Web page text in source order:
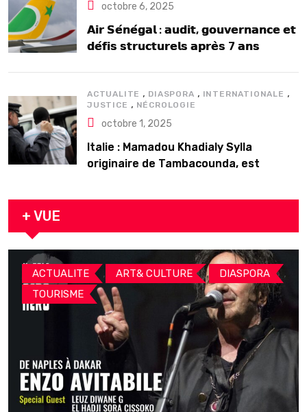
octobre 6, 2025
𝗔𝗶𝗿 𝗦𝗲́𝗻𝗲́𝗴𝗮𝗹 : 𝗮𝘂𝗱𝗶𝘁, 𝗴𝗼𝘂𝘃𝗲𝗿𝗻𝗮𝗻𝗰𝗲 𝗲𝘁
𝗱𝗲́𝗳𝗶𝘀 𝘀𝘁𝗿𝘂𝗰𝘁𝘂𝗿𝗲𝗹𝘀 𝗮𝗽𝗿𝗲̀𝘀 7 𝗮𝗻𝘀
ACTUALITE , DIASPORA , INTERNATIONALE ,
JUSTICE , NÉCROLOGIE
octobre 1, 2025
Italie : Mamadou Khadialy Sylla
originaire de Tambacounda, est
arrestation
+ VUE
ACTUALITE , ART& CULTURE , DIASPORA ,
TOURISME